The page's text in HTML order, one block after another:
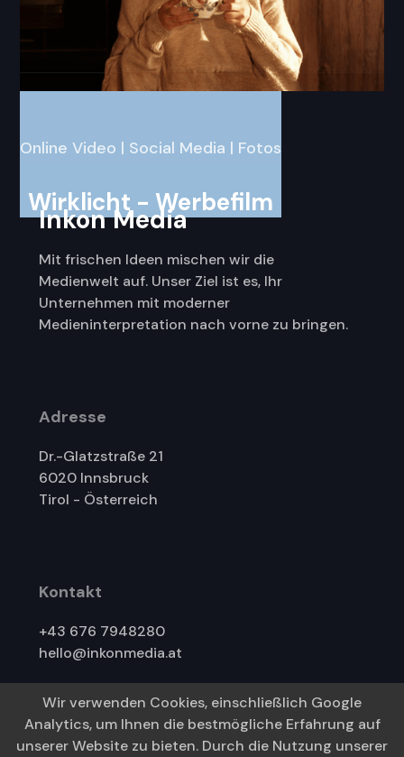
Wir verwenden Cookies, einschließlich Google
Analytics, um Ihnen die bestmögliche Erfahrung auf
unserer Website zu bieten. Durch die Nutzung unserer
Online Video | Social Media | Fotos
Wirklicht - Werbefilm
Inkon Media
Mit frischen Ideen mischen wir die
Medienwelt auf. Unser Ziel ist es, Ihr
Unternehmen mit moderner
Medieninterpretation nach vorne zu bringen.
Adresse
Dr.-Glatzstraße 21
6020 Innsbruck
Tirol - Österreich
Kontakt
+43 676 7948280
hello@inkonmedia.at
C 2021 Inkon Media e.U.